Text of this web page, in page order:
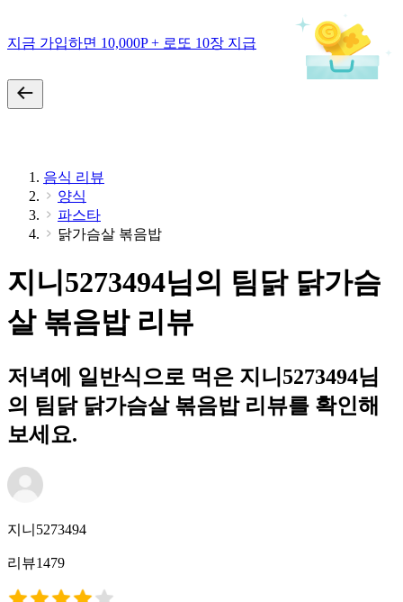
지금 가입하면 10,000P + 로또 10장 지급
음식 리뷰
양식
파스타
닭가슴살 볶음밥
지니5273494님의 팀닭 닭가슴
살 볶음밥 리뷰
저녁에 일반식으로 먹은 지니5273494님
의 팀닭 닭가슴살 볶음밥 리뷰를 확인해
보세요.
지니5273494
리뷰1479